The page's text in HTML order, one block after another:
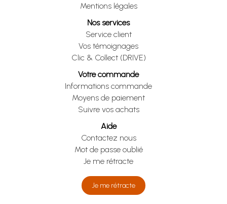
Mentions légales
Nos services
Service client
Vos témoignages
Clic & Collect (DRIVE)
Votre commande
Informations commande
Moyens de paiement
Suivre vos achats
Aide
Contactez nous
Mot de passe oublié
Je me rétracte
Je me rétracte